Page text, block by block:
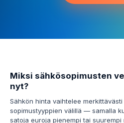
Miksi sähkösopimusten
nyt?
Sähkön hinta vaihtelee
sopimustyyppien välillä — samalla
satoja euroja pienempi tai